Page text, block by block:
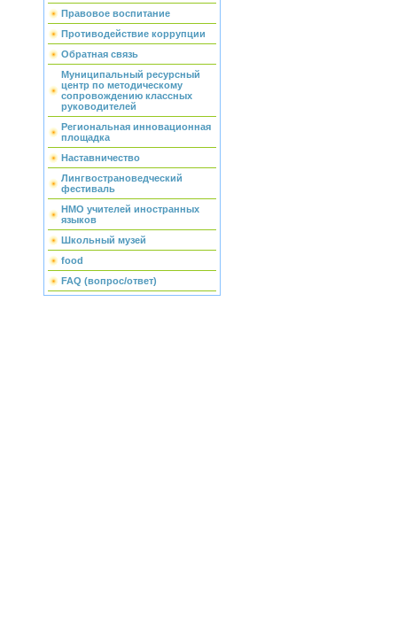
Правовое воспитание
Противодействие коррупции
Обратная связь
Муниципальный ресурсный
центр по методическому
сопровождению классных
руководителей
Региональная инновационная
площадка
Наставничество
Лингвострановедческий
фестиваль
НМО учителей иностранных
языков
Школьный музей
food
FAQ (вопрос/ответ)